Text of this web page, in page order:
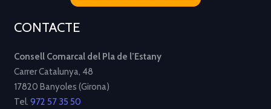
CONTACTE
Consell Comarcal del Pla de l’Estany
Carrer Catalunya, 48
17820 Banyoles (Girona)
Tel. 972 57 35 50